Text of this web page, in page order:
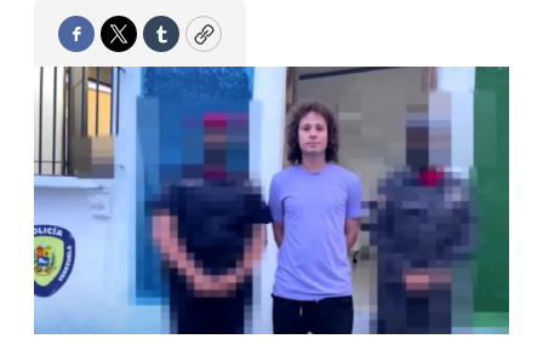
Facebook
TwitterTumblrCopy